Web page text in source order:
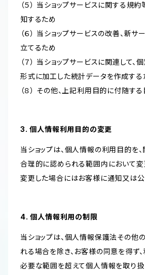
（５） 当ショップサービスに関する規
知するため
（６） 当ショップサービスの改善、新
立てるため
（７） 当ショップサービスに関連して、
形式に加工した統計データを作成する
（８） その他、上記利用目的に付随す
3. 個人情報利用目的の変更
当ショップは、個人情報の利用目的を
合理的に認められる範囲内において変
変更した場合にはお客様に通知又は公
4. 個人情報利用の制限
当ショップは、個人情報保護法その他
れる場合を除き、お客様の同意を得ず
必要な範囲を超えて個人情報を取り扱